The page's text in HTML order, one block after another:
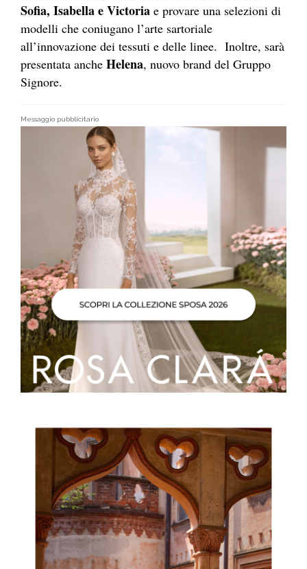
Sofia, Isabella e Victoria e provare una selezioni di
modelli che coniugano l’arte sartoriale
all’innovazione dei tessuti e delle linee. Inoltre, sarà
presentata anche Helena, nuovo brand del Gruppo
Signore.
Messaggio pubblicitario